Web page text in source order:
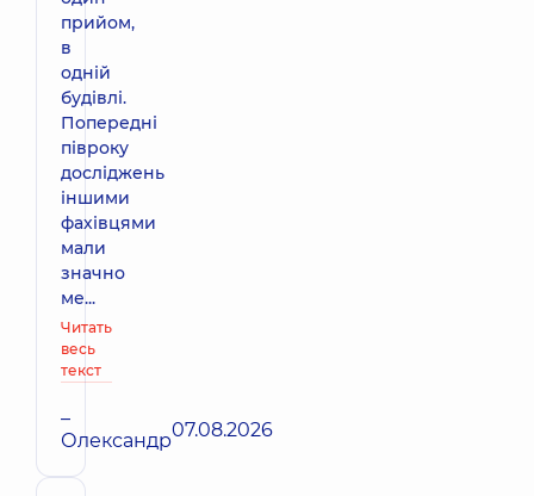
прийом,
в
одній
будівлі.
Попередні
півроку
досліджень
іншими
фахівцями
мали
значно
ме...
Читать
весь
текст
–
Олександр07.08.2026